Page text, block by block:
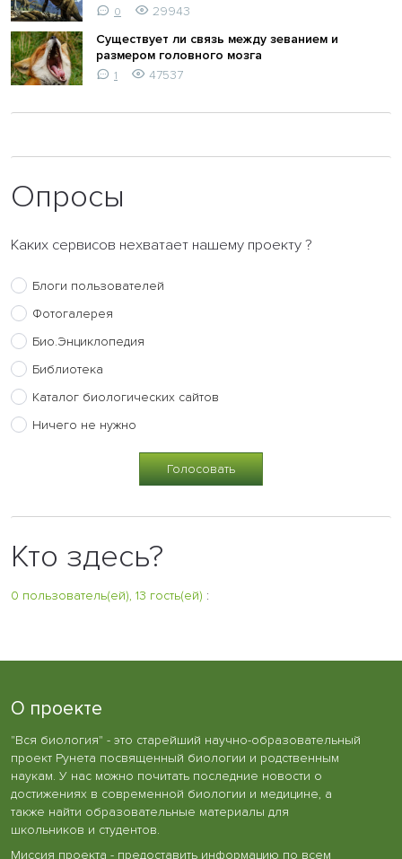
0
29943
Существует ли связь между зеванием и
размером головного мозга
1 47537
Опросы
Каких сервисов нехватает нашему проекту ?
Блоги пользователей
Фотогалерея
Био.Энциклопедия
Библиотека
Каталог биологических сайтов
Ничего не нужно
Кто здесь?
0 пользователь(ей), 13 гость(ей) :
О проекте
"Вся биология" - это старейший научно-образовательный
проект Рунета посвященный биологии и родственным
наукам. У нас можно почитать последние новости о
достижениях в современной биологии и медицине, а
также найти образовательные материалы для
школьников и студентов.
Миссия проекта - предоставить информацию по всем